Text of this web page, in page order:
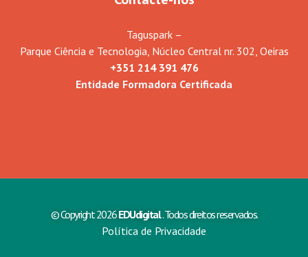
Taguspark –
Parque Ciência e Tecnologia, Núcleo Central nr. 302, Oeiras
+351 214 391 476
Entidade Formadora Certificada
© Copyright 2026EDUdigital. Todos direitos reservados.
Política de Privacidade